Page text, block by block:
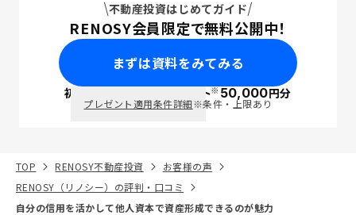
不動産投資はじめてガイド
RENOSY会員限定で無料公開中！
まずは資料をみてみる
初回面談で ポイント※50,000円分
プレゼント適用条件詳細※条件・上限あり
TOP RENOSY不動産投資
お客様の声
RENOSY（リノシー）の評判・口コミ
自分の信用を活かして他人資本で資産形成できるのが魅力